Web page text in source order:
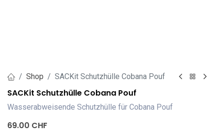
Shop SACKit Schutzhülle Cobana Pouf
SACKit Schutzhülle Cobana Pouf
Wasserabweisende Schutzhülle für Cobana Pouf
69.00 CHF